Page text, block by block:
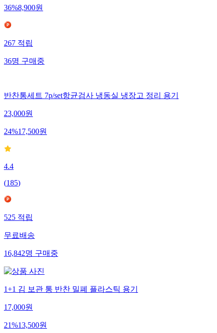
36%8,900원
267적립
36명구매중
반찬통세트 7p/set항균검사 냉동실 냉장고 정리 용기
23,000원
24%17,500원
4.4
(185)
525적립
무료배송
16,842명구매중
1+1 김 보관 통 반찬 밀폐 플라스틱 용기
17,000원
21%13,500원